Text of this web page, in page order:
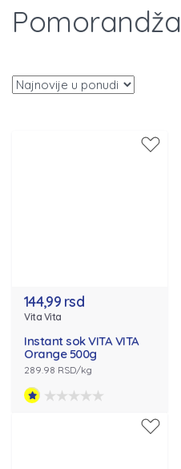
Pomorandža
144,99 rsd
Vita Vita
Instant sok VITA VITA
Orange 500g
289.98 RSD/kg